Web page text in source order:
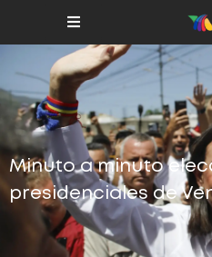
Minuto a minuto
presidenciales de